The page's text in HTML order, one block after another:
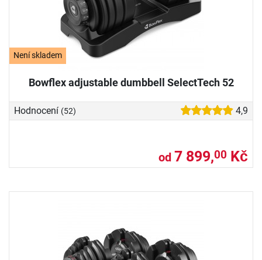
Není skladem
Bowflex adjustable dumbbell SelectTech 52
Hodnocení (52) 4,9
od 7 899,00 Kč